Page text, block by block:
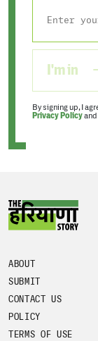
I'm in
By signing up, I
Privacy Policyand
ABOUT
SUBMIT
CONTACT US
POLICY
TERMS OF USE